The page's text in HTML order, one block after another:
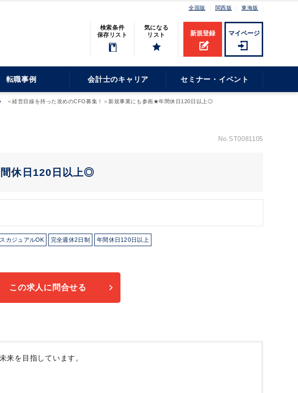
全国版 関西版 東海版
検索条件
保存リスト
気になる
リスト
新規登録 マイページ
転職事例 会計士のキャリア セミナー・イベント
＜経営目線を持った攻めのCFO募集！＞新規事業にも参画★年間休日120日以上◎
No.ST0081105
休日120日以上◎
カジュアルOK 完全週休2日制 年間休日120日以上
この求人に問合せる
来を目指しています。